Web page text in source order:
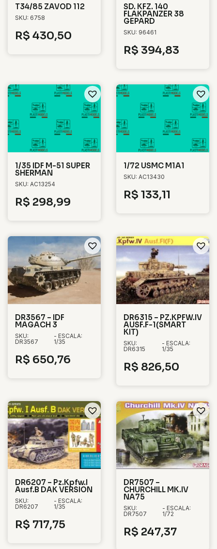
T34/85 ZAVOD 112
SKU: 6758
R$ 430,50
SD. KFZ. 140
FLAKPANZER 38
GEPARD
SKU: 96461
R$ 394,83
1/35 IDF M-51 SUPER
SHERMAN
SKU: AC13254
R$ 298,99
1/72 USMC M1A1
SKU: AC13430
R$ 133,11
DR3567 – IDF
MAGACH 3
SKU:
DR3567
- ESCALA:
1/35
R$ 650,76
DR6315 – PZ.KPFW.IV
AUSF.F-1(SMART
KIT)
SKU:
DR6315
- ESCALA:
1/35
R$ 826,50
DR6207 – Pz.Kpfw.I
Ausf.B DAK VERSION
SKU:
DR6207
- ESCALA:
1/35
R$ 717,75
DR7507 –
CHURCHILL MK.IV
NA75
SKU:
DR7507
- ESCALA:
1/72
R$ 247,37